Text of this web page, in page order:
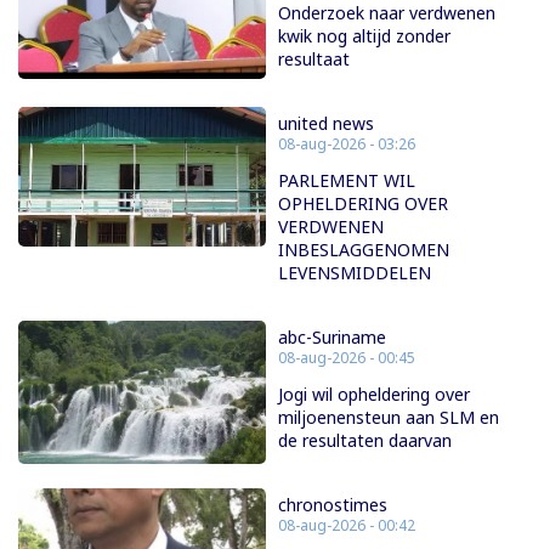
Onderzoek naar verdwenen
kwik nog altijd zonder
resultaat
united news
08-aug-2026 - 03:26
PARLEMENT WIL
OPHELDERING OVER
VERDWENEN
INBESLAGGENOMEN
LEVENSMIDDELEN
abc-Suriname
08-aug-2026 - 00:45
Jogi wil opheldering over
miljoenensteun aan SLM en
de resultaten daarvan
chronostimes
08-aug-2026 - 00:42